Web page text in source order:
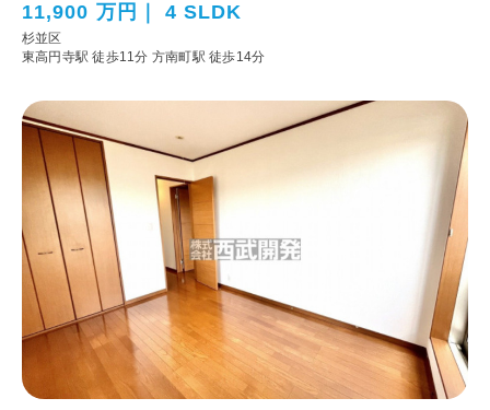
11,900 万円 4 SLDK
杉並区
東高円寺駅 徒歩11分 方南町駅 徒歩14分